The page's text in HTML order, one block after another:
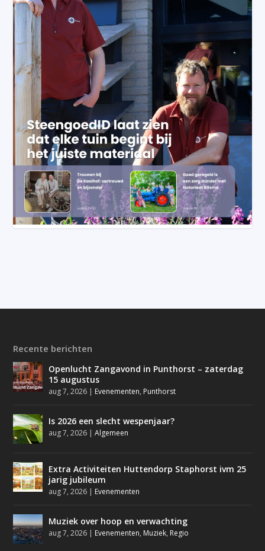
Recente berichten
Openlucht Zangavond in Punthorst – zaterdag
15 augustus
aug 7, 2026 | Evenementen, Punthorst
Is 2026 een slecht wespenjaar?
aug 7, 2026 |Algemeen
Extra Activiteiten Huttendorp Staphorst ivm 25
jarig jubileum
aug 7, 2026 | Evenementen
Muziek over hoop en verwachting
aug 7, 2026 | Evenementen, Muziek, Regio